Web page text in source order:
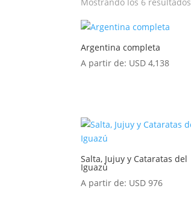
Argentina completa
A partir de: USD4,138
Salta, Jujuy y Cataratas del
Iguazú
A partir de: USD976